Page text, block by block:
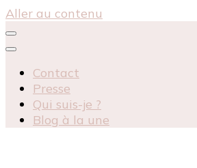
Aller au contenu
Contact
Presse
Qui suis-je ?
Blog à la une